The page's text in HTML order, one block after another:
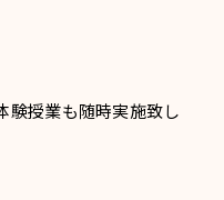
験授業も随時実施致し